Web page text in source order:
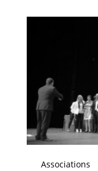
Associations